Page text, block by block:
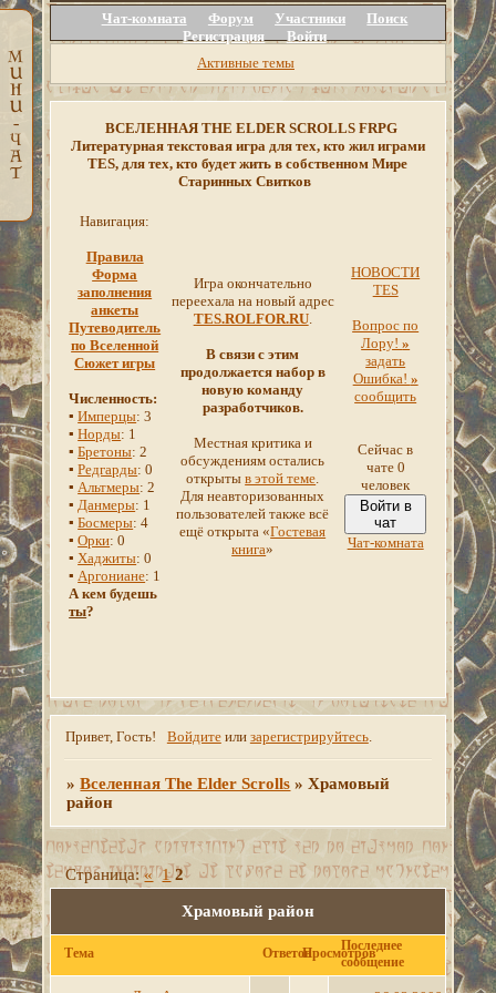
Чат-комната Форум Участники
Поиск
Регистрация
Войти
Активные темы
ВСЕЛЕННАЯ THE ELDER SCROLLS FRPG
Литературная текстовая игра для тех, кто жил играми
TES, для тех, кто будет жить в собственном Мире
Старинных Свитков
Навигация:
Правила
Форма
заполнения
анкеты
Путеводитель
по Вселенной
Сюжет игры
Численность:
▪Имперцы: 3
▪Норды: 1
▪Бретоны: 2
▪Редгарды: 0
▪Альтмеры: 2
▪Данмеры: 1
▪Босмеры: 4
▪Орки: 0
▪Хаджиты: 0
▪Аргониане: 1
А кем будешь
ты?
Игра окончательно
переехала на новый адрес
TES.ROLFOR.RU.
В связи с этим
продолжается набор в
новую команду
разработчиков.
Местная критика и
обсуждениям остались
открытыв этой теме.
Для неавторизованных
пользователей также всё
ещё открыта «Гостевая
книга»
НОВОСТИ
TES
Вопрос по
Лору!»
задать
Ошибка! »
сообщить
Сейчас в
чате 0
человек
Войти в
чат
Чат-комната
Привет, Гость! Войдитеили зарегистрируйтесь.
»Вселенная The Elder Scrolls »Храмовый
район
Храмовый район
Страница:« 1 2
Тема ОтветовПросмотров
Последнее
сообщение